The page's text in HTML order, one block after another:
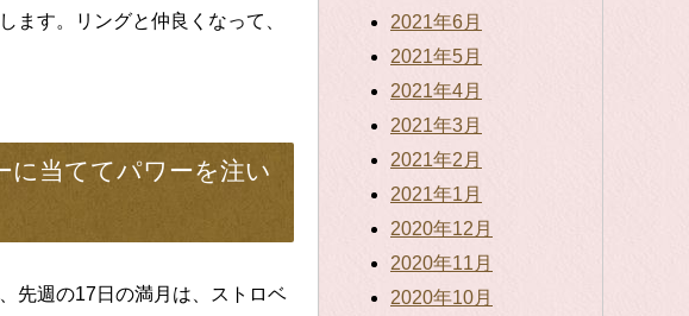
ます。リングと仲良くなって、
に当ててパワーを注い
先週の17日の満月は、ストロベ
2021年6月
2021年5月
2021年4月
2021年3月
2021年2月
2021年1月
2020年12月
2020年11月
2020年10月